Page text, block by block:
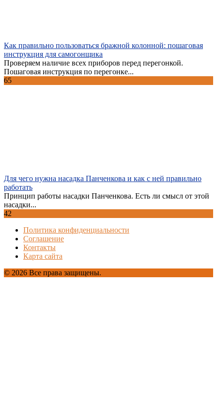
Как правильно пользоваться бражной колонной: пошаговая
инструкция для самогонщика
Проверяем наличие всех приборов перед перегонкой.
Пошаговая инструкция по перегонке...
65
Для чего нужна насадка Панченкова и как с ней правильно
работать
Принцип работы насадки Панченкова. Есть ли смысл от этой
насадки...
42
Политика конфиденциальности
Соглашение
Контакты
Карта сайта
© 2026 Все права защищены.